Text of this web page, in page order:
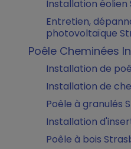
Installation éolien
Entretien,
photovoltaïque
Poêle Cheminées
Installation de
Installation de
Poêle à granulés
Installation
Poêle à bois